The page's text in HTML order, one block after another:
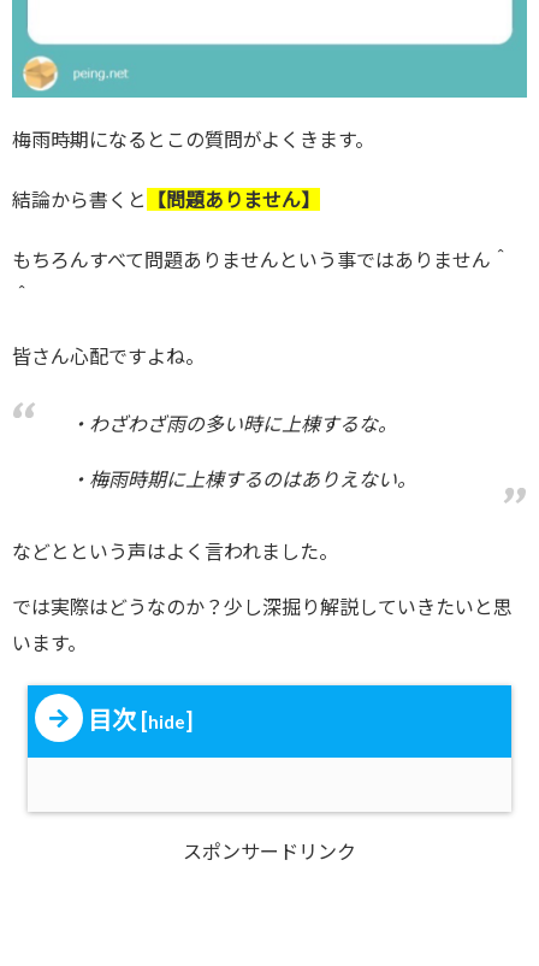
梅雨時期になるとこの質問がよくきます。
結論から書くと 【問題ありません】
もちろんすべて問題ありませんという事ではありません＾
＾
皆さん心配ですよね。
・わざわざ雨の多い時に上棟するな。
・梅雨時期に上棟するのはありえない。
などとという声はよく言われました。
では実際はどうなのか？少し深掘り解説していきたいと思
います。
目次 [hide]
スポンサードリンク